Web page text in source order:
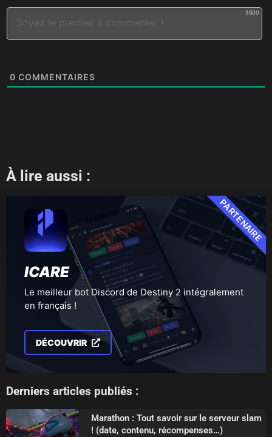
3500
0 COMMENTAIRES
À lire aussi :
ICARE
Le meilleur bot Discord de Destiny 2 intégralement
en français !
DÉCOUVRIR
PARTENAIRE
Derniers articles publiés :
Marathon : Tout savoir sur le serveur slam
! (date, contenu, récompenses…)